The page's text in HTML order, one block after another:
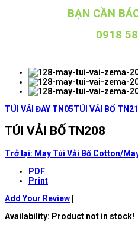
BẠN CẦN
0918
TÚI VẢI ĐAY TN05TÚI VẢI BỐ
TÚI VẢI BỐ TN208
Trở lại: May Túi Vải Bố Cotton/
PDF
Print
Add Your Review
Availability: Product not in stock!